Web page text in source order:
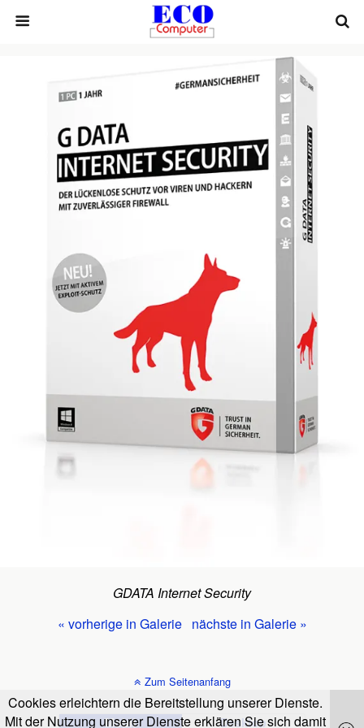
GDATA Internet Security
« vorherige in Galerie nächste in Galerie »
Zum Seitenanfang
Mobil Desktop
Cookies erleichtern die Bereitstellung unserer Dienste.
Mit der Nutzung unserer Dienste erklären Sie sich damit